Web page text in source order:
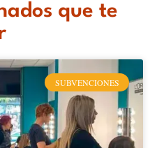
que te
SUBVENCIONES